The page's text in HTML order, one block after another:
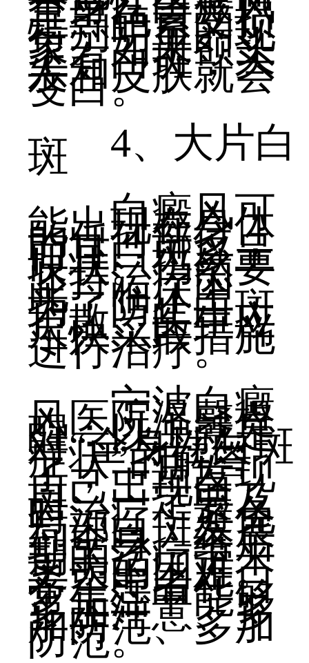
是黑色素受损
特别明显的现
象。如果额头
上有白斑，头
发和皮肤就会
变白。
4、大片白
斑
白癜风可
能出现在身体
的任何部位，
而且白斑多呈
块状。仍然要
坚持治疗因
此，临床上，
为了防止白斑
扩散，医生应
尽快采取措施
进行治疗。
宁波白癜
风医院温馨提
醒：以上就是
对“全身性白斑
症状”的解答
了，一旦发现
自己出现白
斑，一定要及
时治疗，避免
局部白斑发展
到全身，给后
期的治疗带来
更大的困难。
希望患者在日
常生活中能够
多加注意、多
加防范、多加
防范。